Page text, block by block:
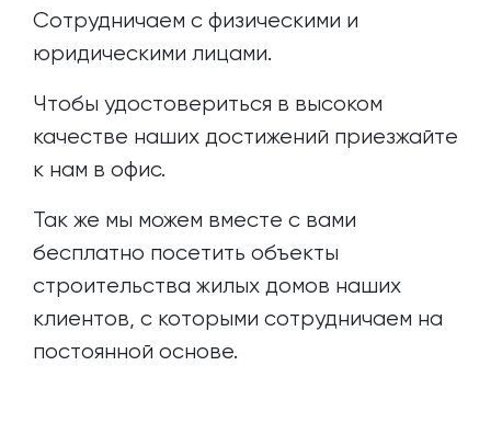
Сотрудничаем с физическими и
юридическими лицами.
Чтобы удостовериться в высоком
качестве наших достижений приезжайте
к нам в офис.
Так же мы можем вместе с вами
бесплатно посетить объекты
строительства жилых домов наших
клиентов, с которыми сотрудничаем на
постоянной основе.